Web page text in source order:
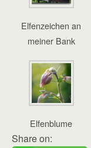
Elfenzeichen an
meiner Bank
Elfenblume
Share on: